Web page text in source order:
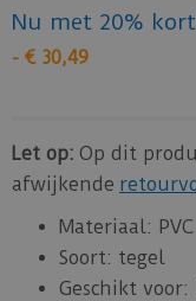
Nu met 20%
- € 30,49
Let op: Op dit
afwijkende
Materiaal: PVC
Soort: tegel
Geschikt voor: